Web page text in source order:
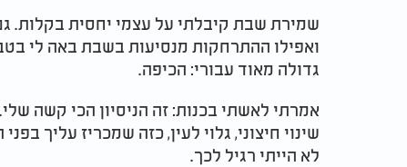
שמירת שבת קיבלתי על עצמי יחסית בקלות.
ואפילו ההתרחקות מנסיעות בשבת באה לי
גדולה מאוד עבורי: הכיפה.
אמרתי לאשתי בכנות: זה הניסיון הכי קשה
שינוי חיצוני, גלוי לעין, כזה שמכריז עליך
לא הייתי רגיל לכך.